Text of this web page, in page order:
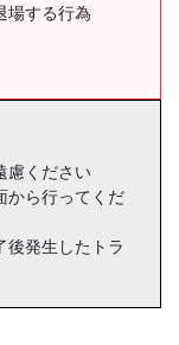
場する行為
慮ください
から行ってくだ
後発生したトラ